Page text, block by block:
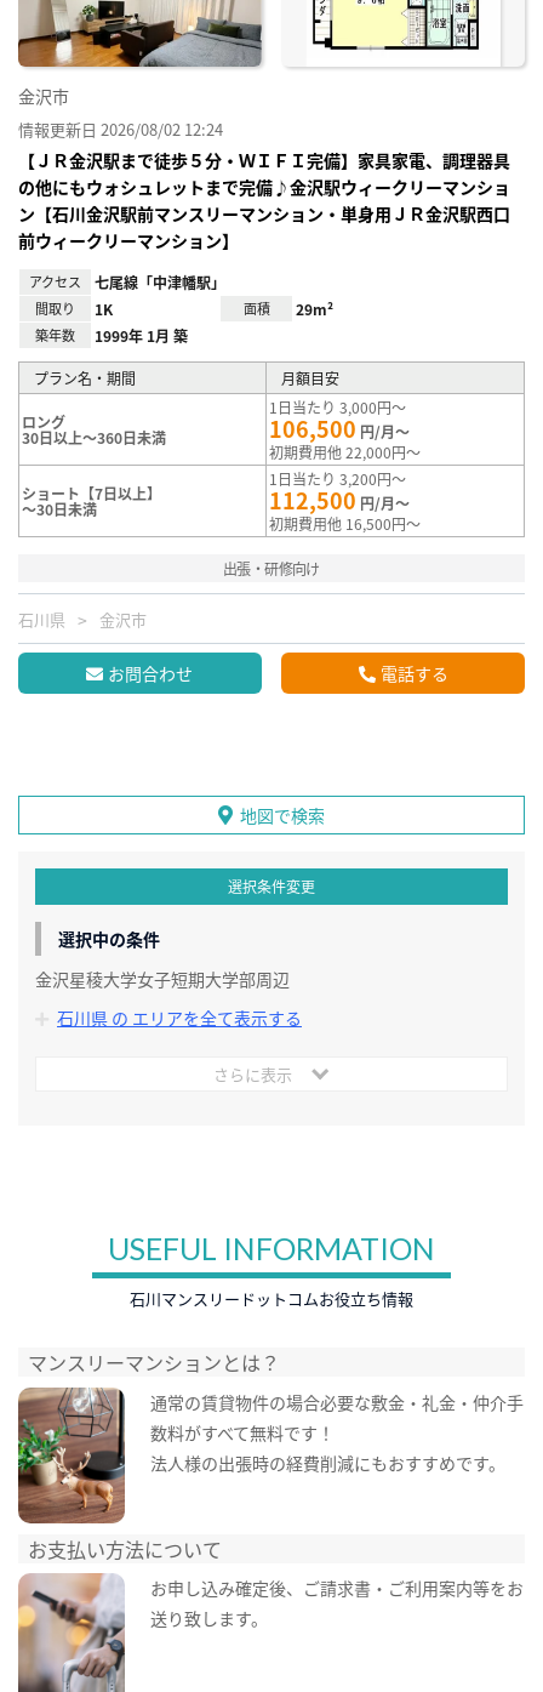
金沢市
情報更新日 2026/08/02 12:24
【ＪＲ金沢駅まで徒歩５分・ＷＩＦＩ完備】家具家電、調理器具
の他にもウォシュレットまで完備♪金沢駅ウィークリーマンショ
ン【石川金沢駅前マンスリーマンション・単身用ＪＲ金沢駅西口
前ウィークリーマンション】
アクセス 七尾線「中津幡駅」
間取り 1K 面積 29m²
築年数 1999年 1月 築
プラン名・期間 月額目安
ロング
30日以上～360日未満
1日当たり 3,000円～
106,500 円/月～
初期費用他 22,000円～
ショート【7日以上】
～30日未満
1日当たり 3,200円～
112,500 円/月～
初期費用他 16,500円～
出張・研修向け
石川県 金沢市
お問合わせ 電話する
地図で検索
選択条件変更
選択中の条件
金沢星稜大学女子短期大学部周辺
石川県 の エリアを全て表示する
さらに表示
USEFUL INFORMATION
石川マンスリードットコムお役立ち情報
マンスリーマンションとは？
通常の賃貸物件の場合必要な敷金・礼金・仲介手
数料がすべて無料です！
法人様の出張時の経費削減にもおすすめです。
お支払い方法について
お申し込み確定後、ご請求書・ご利用案内等をお
送り致します。